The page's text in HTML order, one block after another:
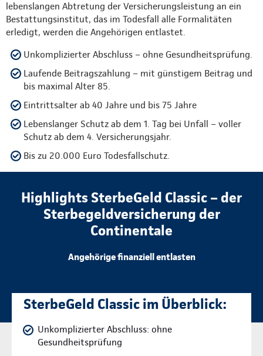
lebenslangen Abtretung der Versicherungsleistung an ein
Bestattungsinstitut, das im Todesfall alle Formalitäten
erledigt, werden die Angehörigen entlastet.
Unkomplizierter Abschluss – ohne Gesundheitsprüfung.
Laufende Beitragszahlung – mit günstigem Beitrag und
bis maximal Alter 85.
Eintrittsalter ab 40 Jahre und bis 75 Jahre
Lebenslanger Schutz ab dem 1. Tag bei Unfall – voller
Schutz ab dem 4. Versicherungsjahr.
Bis zu 20.000 Euro Todesfallschutz.
Highlights SterbeGeld Classic – der
Sterbegeldversicherung der
Continentale
Angehörige finanziell entlasten
SterbeGeld Classic im Überblick:
Unkomplizierter Abschluss: ohne
Gesundheitsprüfung